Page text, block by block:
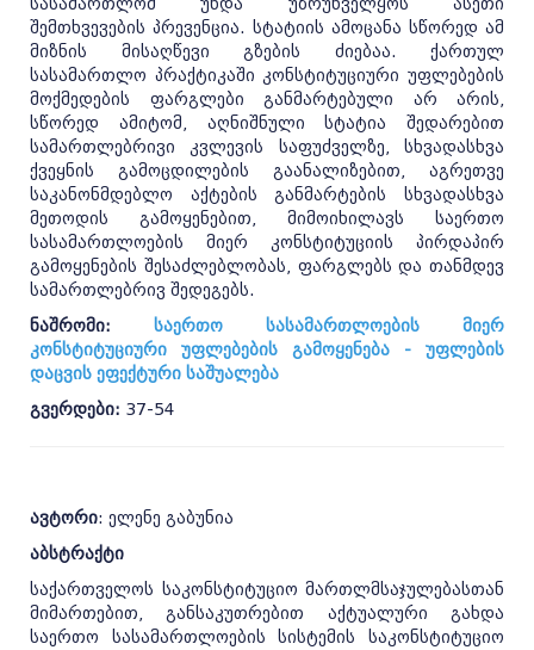
სასამართლომ უნდა უზრუნველყოს ასეთი
შემთხვევების პრევენცია. სტატიის ამოცანა სწორედ ამ
მიზნის მისაღწევი გზების ძიებაა. ქართულ
სასამართლო პრაქტიკაში კონსტიტუციური უფლებების
მოქმედების ფარგლები განმარტებული არ არის,
სწორედ ამიტომ, აღნიშნული სტატია შედარებით
სამართლებრივი კვლევის საფუძველზე, სხვადასხვა
ქვეყნის გამოცდილების გაანალიზებით, აგრეთვე
საკანონმდებლო აქტების განმარტების სხვადასხვა
მეთოდის გამოყენებით, მიმოიხილავს საერთო
სასამართლოების მიერ კონსტიტუციის პირდაპირ
გამოყენების შესაძლებლობას, ფარგლებს და თანმდევ
სამართლებრივ შედეგებს.
ნაშრომი: საერთო სასამართლოების მიერ
კონსტიტუციური უფლებების გამოყენება - უფლების
დაცვის ეფექტური საშუალება
გვერდები: 37-54
ავტორი: ელენე გაბუნია
აბსტრაქტი
საქართველოს საკონსტიტუციო მართლმსაჯულებასთან
მიმართებით, განსაკუთრებით აქტუალური გახდა
საერთო სასამართლოების სისტემის საკონსტიტუციო